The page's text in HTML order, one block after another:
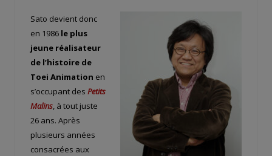
Sato devient donc
en 1986 le plus
jeune réalisateur
de l’histoire de
Toei Animation en
s’occupant des Petits
Malins , à tout juste
26 ans. Après
plusieurs années
consacrées aux